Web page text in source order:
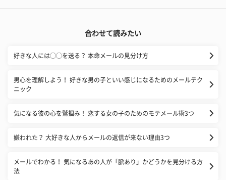
合わせて読みたい
好きな人には◯◯を送る？ 本命メールの見分け方
男心を理解しよう！ 好きな男の子といい感じになるためのメールテク
ニック
気になる彼の心を鷲掴み！ 恋する女の子のためのモテメール術3つ
嫌われた？ 大好きな人からメールの返信が来ない理由3つ
メールでわかる！ 気になるあの人が「脈あり」かどうかを見分ける方
法